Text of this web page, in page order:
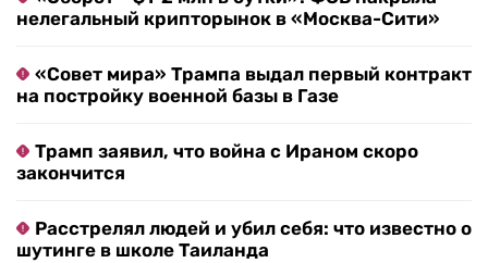
нелегальный крипторынок в «Москва-Сити»
«Совет мира» Трампа выдал первый контракт
на постройку военной базы в Газе
Трамп заявил, что война с Ираном скоро
закончится
Расстрелял людей и убил себя: что известно о
шутинге в школе Таиланда